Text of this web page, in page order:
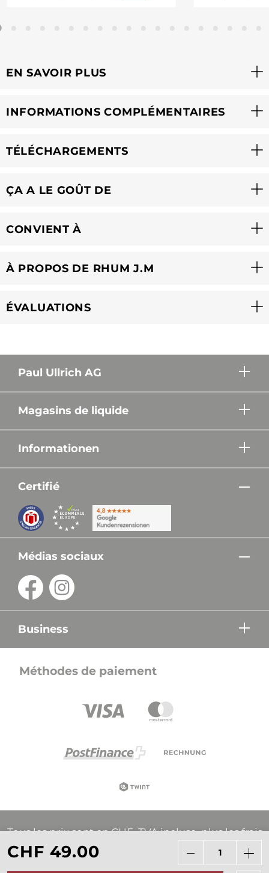
CHF 49.00
EN SAVOIR PLUS
INFORMATIONS COMPLÉMENTAIRES
TÉLÉCHARGEMENTS
ÇA A LE GOÛT DE
CONVIENT À
À PROPOS DE RHUM J.M
ÉVALUATIONS
Paul Ullrich AG
Magasins de liquide
Informationen
Certifié
Médias sociaux
Business
Méthodes de paiement
Tous les prix sont en CHF, TVA incluse, plus les frais
d'expédition, sauf indication contraire.